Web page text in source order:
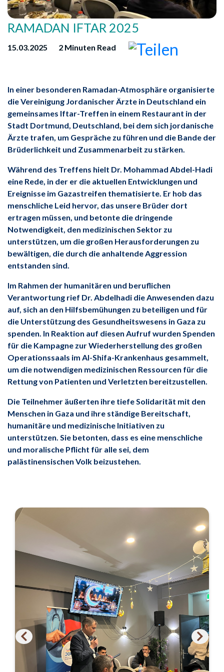
RAMADAN IFTAR 2025
15.03.2025 2 Minuten Read
In einer besonderen Ramadan-Atmosphäre organisierte
die Vereinigung Jordanischer Ärzte in Deutschland ein
gemeinsames Iftar-Treffen in einem Restaurant in der
Stadt Dortmund, Deutschland, bei dem sich jordanische
Ärzte trafen, um Gespräche zu führen und die Bande der
Brüderlichkeit und Zusammenarbeit zu stärken.
Während des Treffens hielt Dr. Mohammad Abdel-Hadi
eine Rede, in der er die aktuellen Entwicklungen und
Ereignisse im Gazastreifen thematisierte. Er hob das
menschliche Leid hervor, das unsere Brüder dort
ertragen müssen, und betonte die dringende
Notwendigkeit, den medizinischen Sektor zu
unterstützen, um die großen Herausforderungen zu
bewältigen, die durch die anhaltende Aggression
entstanden sind.
Im Rahmen der humanitären und beruflichen
Verantwortung rief Dr. Abdelhadi die Anwesenden dazu
auf, sich an den Hilfsbemühungen zu beteiligen und für
die Unterstützung des Gesundheitswesens in Gaza zu
spenden. In Reaktion auf diesen Aufruf wurden Spenden
für die Kampagne zur Wiederherstellung des großen
Operationssaals im Al-Shifa-Krankenhaus gesammelt,
um die notwendigen medizinischen Ressourcen für die
Rettung von Patienten und Verletzten bereitzustellen.
Die Teilnehmer äußerten ihre tiefe Solidarität mit den
Menschen in Gaza und ihre ständige Bereitschaft,
humanitäre und medizinische Initiativen zu
unterstützen. Sie betonten, dass es eine menschliche
und moralische Pflicht für alle sei, dem
palästinensischen Volk beizustehen.